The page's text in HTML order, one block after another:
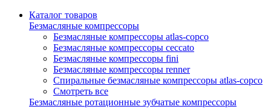
Каталог товаров
Безмасляные компрессоры
Безмасляные компрессоры atlas-copco
Безмасляные компрессоры ceccato
Безмасляные компрессоры fini
Безмасляные компрессоры renner
Спиральные безмасляные компрессоры atlas-copco
Смотреть все
Безмасляные ротационные зубчатые компрессоры